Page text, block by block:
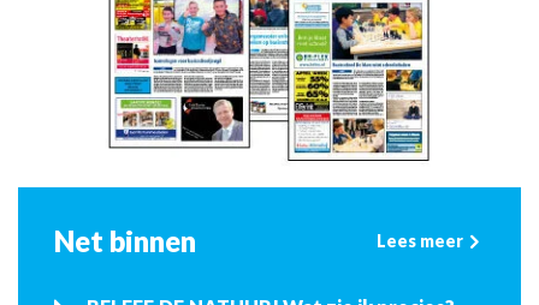
Net binnen Lees meer